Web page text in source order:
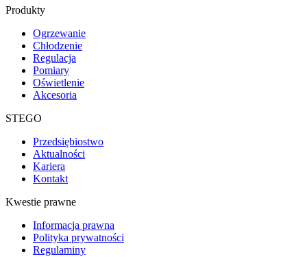
Produkty
Ogrzewanie
Chłodzenie
Regulacja
Pomiary
Oświetlenie
Akcesoria
STEGO
Przedsiębiostwo
Aktualności
Kariera
Kontakt
Kwestie prawne
Informacja prawna
Polityka prywatności
Regulaminy